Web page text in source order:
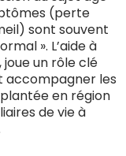
(perte
sont souvent
». L’aide à
un rôle clé
accompagner les
en région
de vie à